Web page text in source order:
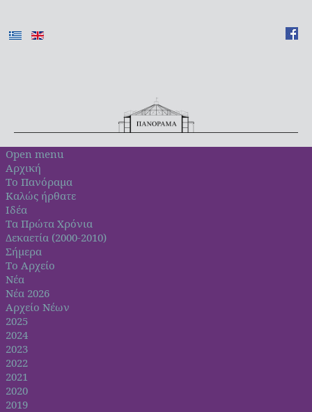
Open menu
Αρχική
Το Πανόραμα
Καλώς ήρθατε
Ιδέα
Τα Πρώτα Χρόνια
Δεκαετία (2000-2010)
Σήμερα
Το Αρχείο
Νέα
Νέα 2026
Αρχείο Νέων
2025
2024
2023
2022
2021
2020
2019